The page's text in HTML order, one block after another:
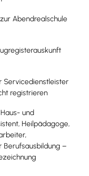
Abendrealschule
Servicedienstleister
registrieren
und
Heilpädagoge,
–